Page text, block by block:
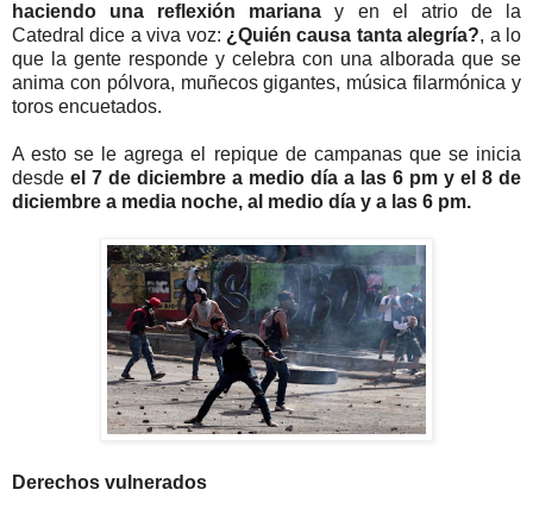
haciendo una reflexión mariana y en el atrio de la
Catedral dice a viva voz: ¿Quién causa tanta alegría?, a lo
que la gente responde y celebra con una alborada que se
anima con pólvora, muñecos gigantes, música filarmónica y
toros encuetados.
A esto se le agrega el repique de campanas que se inicia
desde el 7 de diciembre a medio día a las 6 pm y el 8 de
diciembre a media noche, al medio día y a las 6 pm.
Derechos vulnerados